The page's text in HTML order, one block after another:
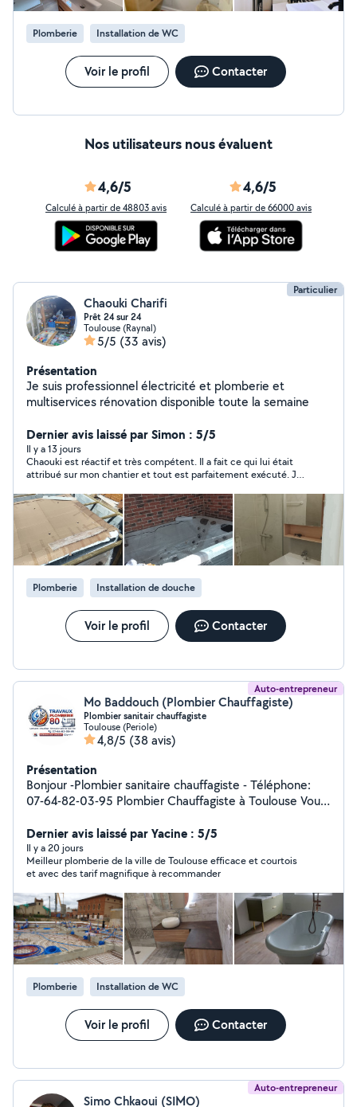
Plomberie Installation de WC
Voir le profil Contacter
Nos utilisateurs nous évaluent
4,6/5
Calculé à partir de 48803 avis
4,6/5
Calculé à partir de 66000 avis
Particulier
Chaouki Charifi
Prêt 24 sur 24
Toulouse (Raynal)
5/5 (33 avis)
Présentation
Je suis professionnel électricité et plomberie et
multiservices rénovation disponible toute la semaine
Dernier avis laissé par Simon : 5/5
Il y a 13 jours
Chaouki est réactif et très compétent. Il a fait ce qui lui était
attribué sur mon chantier et tout est parfaitement exécuté. Je
Plomberie Installation de douche
Voir le profil Contacter
Auto-entrepreneur
Mo Baddouch (Plombier Chauffagiste)
Plombier sanitair chauffagiste
Toulouse (Periole)
4,8/5 (38 avis)
Présentation
Bonjour -Plombier sanitaire chauffagiste - Téléphone:
07-64-82-03-95 Plombier Chauffagiste à Toulouse Vous
plomberie et de chauffage à Toulouse et ses alentours ?
Baddouch Mohamed vous propose des prestations de
qualité pour particuliers et professionnels. Plomberie :
Recherche et réparation de fuites Débouchage WC,
évier, lavabo, canalisations Installation et remplacement
de robinetterie Création et rénovation de salle de bain
Pose et remplacement de chauffe-eau Chauffage :
Installation de chaudières (gaz, électrique) Entretien et
dépannage chauffage Remplacement de radiateurs
Installation de chauffe-eau et ballon d'eau chaude
chaude Intervention rapide Travail soigné et
professionnele Devis gratuit Prix compétitifs
Intervention sur Toulouse et alentours Contact : 07-64-
82-03-95 Disponible pour dépannage urgent
Dernier avis laissé par Yacine : 5/5
Il y a 20 jours
Meilleur plomberie de la ville de Toulouse efficace et courtois
et avec des tarif magnifique à recommander
Plomberie Installation de WC
Voir le profil Contacter
Auto-entrepreneur
Simo Chkaoui (SIMO)